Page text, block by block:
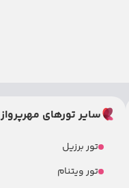
سایر تورهای مهرپرواز
تور برزیل
تور ویتنام